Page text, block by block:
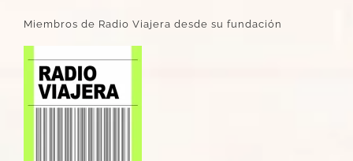
Miembros de Radio Viajera desde su fundación